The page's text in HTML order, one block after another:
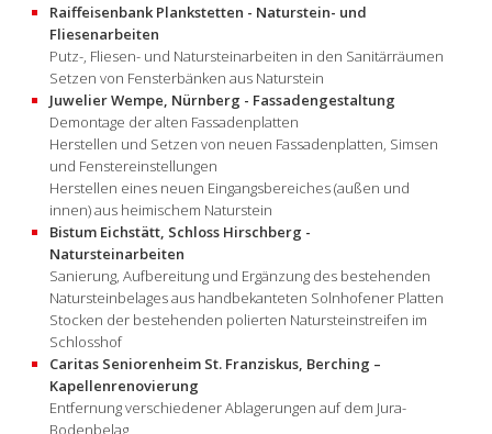
Raiffeisenbank Plankstetten - Naturstein- und
Fliesenarbeiten
Putz-, Fliesen- und Natursteinarbeiten in den Sanitärräumen
Setzen von Fensterbänken aus Naturstein
Juwelier Wempe, Nürnberg - Fassadengestaltung
Demontage der alten Fassadenplatten
Herstellen und Setzen von neuen Fassadenplatten, Simsen
und Fenstereinstellungen
Herstellen eines neuen Eingangsbereiches (außen und
innen) aus heimischem Naturstein
Bistum Eichstätt, Schloss Hirschberg -
Natursteinarbeiten
Sanierung, Aufbereitung und Ergänzung des bestehenden
Natursteinbelages aus handbekanteten Solnhofener Platten
Stocken der bestehenden polierten Natursteinstreifen im
Schlosshof
Caritas Seniorenheim St. Franziskus, Berching –
Kapellenrenovierung
Entfernung verschiedener Ablagerungen auf dem Jura-
Bodenbelag